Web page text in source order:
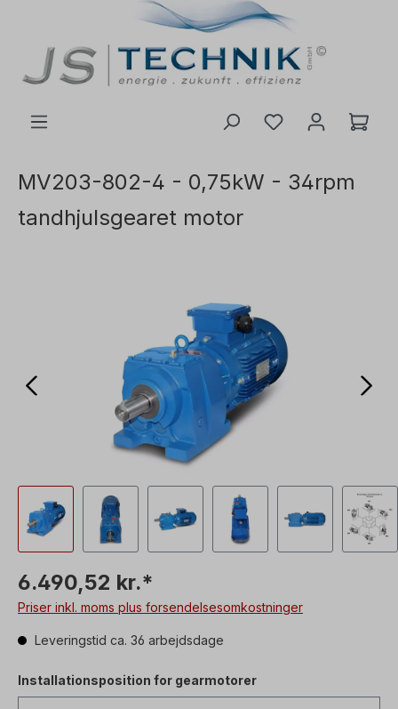
MV203-802-4 - 0,75kW - 34rpm
tandhjulsgearet motor
6.490,52 kr.*
Priser inkl. moms plus forsendelsesomkostninger
Leveringstid ca. 36 arbejdsdage
Installationsposition for gearmotorer